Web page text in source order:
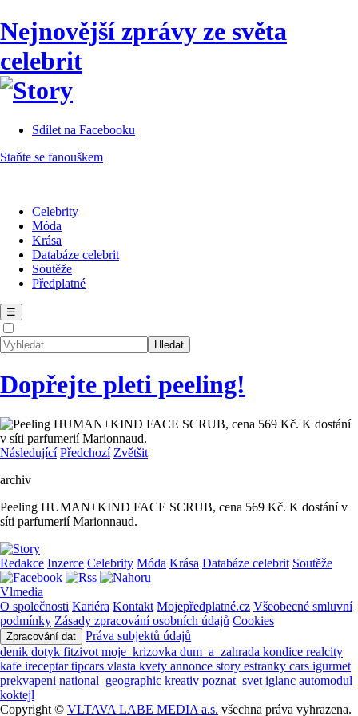
Nejnovější zprávy ze světa
celebrit
Sdílet na Facebooku
Staňte se fanouškem
Celebrity
Móda
Krása
Databáze celebrit
Soutěže
Předplatné
☰
Dopřejte pleti peeling!
Následující Předchozí Zvětšit
archiv
Peeling HUMAN+KIND FACE SCRUB, cena 569 Kč. K dostání v
síti parfumerií Marionnaud.
Redakce Inzerce Celebrity Móda Krása Databáze celebrit Soutěže
Vlmedia
O společnosti Kariéra Kontakt Mojepředplatné.cz Všeobecné smluvní
podmínky Zásady zpracování osobních údajů Cookies
Zpracování dat
Práva subjektů údajů
denik dotyk fitzivot moje_krizovka dum_a_zahrada kondice realcity
kafe ireceptartipcars vlasta kvety annonce story estranky cars igurmet
prekvapeni national_geographic kreativ poznat_svet iglanc automodul
koktejl
Copyright © VLTAVA LABE MEDIA a.s. všechna práva vyhrazena.